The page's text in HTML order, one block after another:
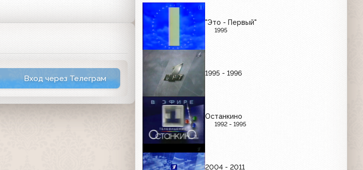
Вход через Телеграм
01:01
01:01
РЕКЛАМНЫЕ ЗАСТАВКИ (ЯНВАРЬ-СЕНТЯБРЬ
1997)
00:36
"Это - Первый"
1995
1995 - 1996
Останкино
1992 - 1995
2004 - 2011